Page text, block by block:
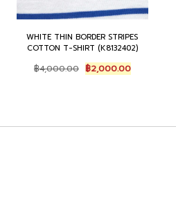
WHITE THIN BORDER STRIPES
COTTON T-SHIRT (K8132402)
฿4,000.00 Original
price
฿2,000.00Current
price